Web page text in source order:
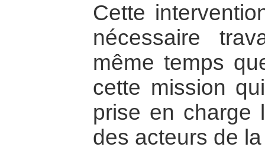
Cette
nécessaire
même temps
cette mission
prise en charge
des acteurs de